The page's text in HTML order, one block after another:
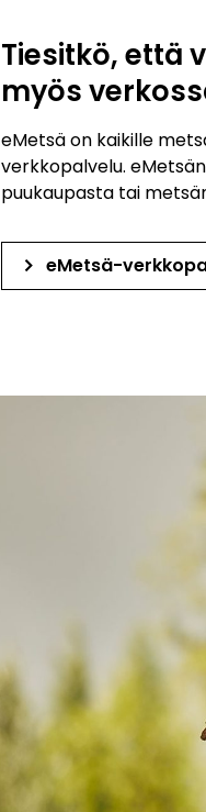
Tiesitkö, että
myös
eMetsä on kaikille
verkkopalvelu.
puukaupasta tai
keyboard_arrow_right eMetsä-